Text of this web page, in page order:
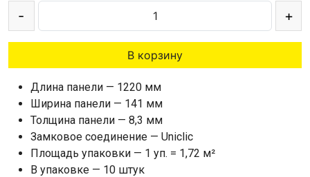
- +
В корзину
Длина панели — 1220 мм
Ширина панели — 141 мм
Толщина панели — 8,3 мм
Замковое соединение — Uniclic
Площадь упаковки — 1 уп. = 1,72 м²
В упаковке — 10 штук